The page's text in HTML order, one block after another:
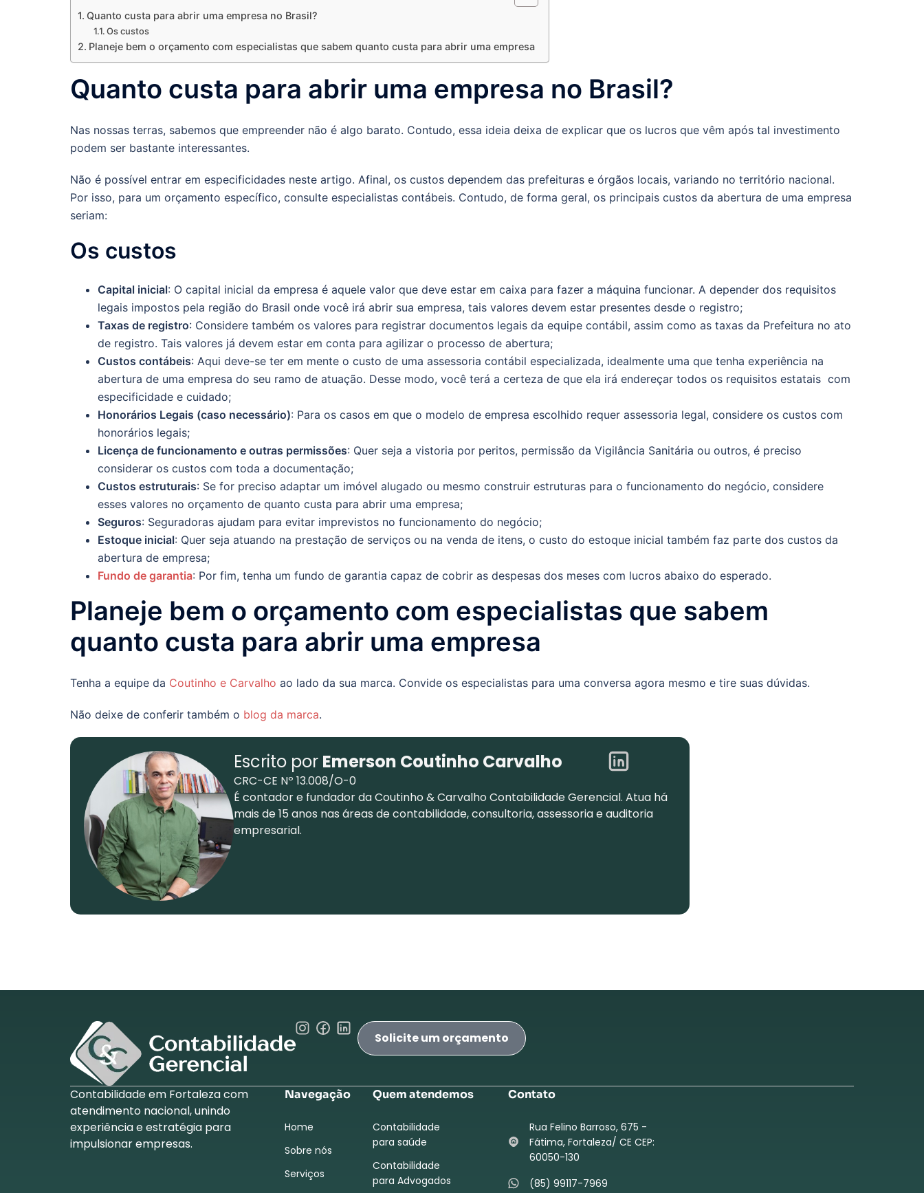
Quanto custa para abrir uma empresa no Brasil?
Os custos
Planeje bem o orçamento com especialistas que sabem quanto custa para abrir uma empresa
Quanto custa para abrir uma empresa no Brasil?
Nas nossas terras, sabemos que empreender não é algo barato. Contudo, essa ideia deixa de explicar que os lucros que vêm após tal investimento
podem ser bastante interessantes.
Não é possível entrar em especificidades neste artigo. Afinal, os custos dependem das prefeituras e órgãos locais, variando no território nacional.
Por isso, para um orçamento específico, consulte especialistas contábeis. Contudo, de forma geral, os principais custos da abertura de uma empresa
seriam:
Os custos
Capital inicial: O capital inicial da empresa é aquele valor que deve estar em caixa para fazer a máquina funcionar. A depender dos requisitos
legais impostos pela região do Brasil onde você irá abrir sua empresa, tais valores devem estar presentes desde o registro;
Taxas de registro: Considere também os valores para registrar documentos legais da equipe contábil, assim como as taxas da Prefeitura no ato
de registro. Tais valores já devem estar em conta para agilizar o processo de abertura;
Custos contábeis: Aqui deve-se ter em mente o custo de uma assessoria contábil especializada, idealmente uma que tenha experiência na
abertura de uma empresa do seu ramo de atuação. Desse modo, você terá a certeza de que ela irá endereçar todos os requisitos estatais com
especificidade e cuidado;
Honorários Legais (caso necessário): Para os casos em que o modelo de empresa escolhido requer assessoria legal, considere os custos com
honorários legais;
Licença de funcionamento e outras permissões: Quer seja a vistoria por peritos, permissão da Vigilância Sanitária ou outros, é preciso
considerar os custos com toda a documentação;
Custos estruturais: Se for preciso adaptar um imóvel alugado ou mesmo construir estruturas para o funcionamento do negócio, considere
esses valores no orçamento de quanto custa para abrir uma empresa;
Seguros: Seguradoras ajudam para evitar imprevistos no funcionamento do negócio;
Estoque inicial: Quer seja atuando na prestação de serviços ou na venda de itens, o custo do estoque inicial também faz parte dos custos da
abertura de empresa;
Fundo de garantia: Por fim, tenha um fundo de garantia capaz de cobrir as despesas dos meses com lucros abaixo do esperado.
Planeje bem o orçamento com especialistas que sabem
quanto custa para abrir uma empresa
Tenha a equipe da Coutinho e Carvalho ao lado da sua marca. Convide os especialistas para uma conversa agora mesmo e tire suas dúvidas.
Não deixe de conferir também o blog da marca.
Escrito por Emerson Coutinho Carvalho
CRC-CE Nº 13.008/O-0
É contador e fundador da Coutinho & Carvalho Contabilidade Gerencial. Atua há
mais de 15 anos nas áreas de contabilidade, consultoria, assessoria e auditoria
empresarial.
Solicite um orçamento
Contabilidade em Fortaleza com
atendimento nacional, unindo
experiência e estratégia para
impulsionar empresas.
Navegação
Home
Sobre nós
Serviços
Quem atendemos
Contabilidade
para saúde
Contabilidade
para Advogados
Contato
Rua Felino Barroso, 675 -
Fátima, Fortaleza/ CE CEP:
60050-130
(85) 99117-7969